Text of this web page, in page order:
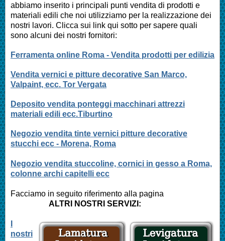
abbiamo inserito i principali punti vendita di prodotti e
materiali edili che noi utilizziamo per la realizzazione dei
nostri lavori. Clicca sui link qui sotto per sapere quali
sono alcuni dei nostri fornitori:
Ferramenta online Roma - Vendita prodotti per edilizia
Vendita vernici e pitture decorative San Marco,
Valpaint, ecc. Tor Vergata
Deposito vendita ponteggi macchinari attrezzi
materiali edili ecc.Tiburtino
Negozio vendita tinte vernici pitture decorative
stucchi ecc - Morena, Roma
Negozio vendita stuccoline, cornici in gesso a Roma,
colonne archi capitelli ecc
Facciamo in seguito riferimento alla pagina
ALTRI NOSTRI SERVIZI:
nostri